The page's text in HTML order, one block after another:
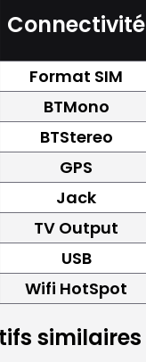
Connectivité
Format SIM
BTMono
BTStereo
GPS
Jack
TV Output
USB
Wifi HotSpot
similaires